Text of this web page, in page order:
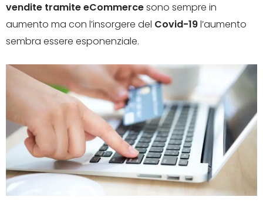
vendite tramite eCommercesono sempre in
aumento ma con l’insorgere del Covid-19l’aumento
sembra essere esponenziale.